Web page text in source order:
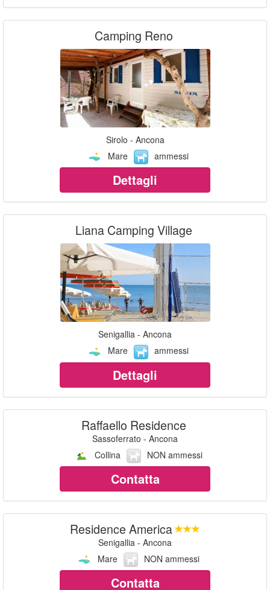
Camping Reno
Sirolo - Ancona
Mare
ammessi
Dettagli
Liana Camping Village
Senigallia - Ancona
Mare
ammessi
Dettagli
Raffaello Residence
Sassoferrato - Ancona
Collina
NON ammessi
Contatta
Residence America
Senigallia - Ancona
Mare
NON ammessi
Contatta